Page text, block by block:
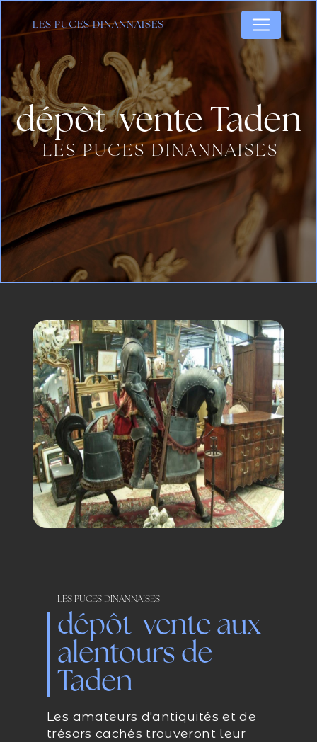
LES PUCES DINANNAISES
dépôt-vente Taden
LES PUCES DINANNAISES
LES PUCES DINANNAISES
dépôt-vente aux
alentours de
Taden
Les amateurs d'antiquités et de
trésors cachés trouveront leur
Panneau de gestion des cookies